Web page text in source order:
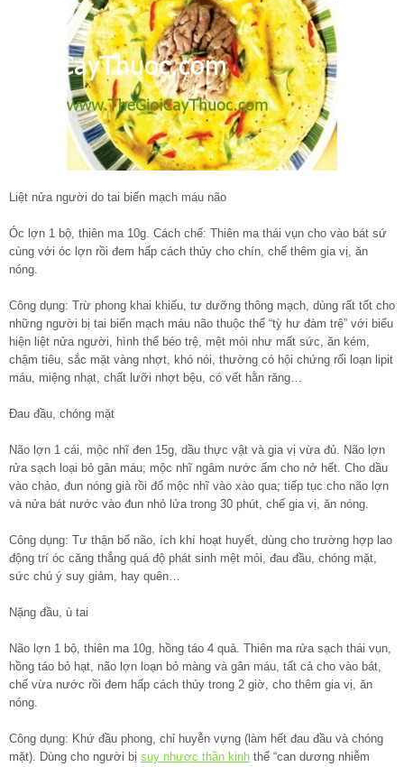
Liệt nửa người do tai biến mạch máu não
Óc lợn 1 bộ, thiên ma 10g. Cách chế: Thiên ma thái vụn cho vào bát sứ
cùng với óc lợn rồi đem hấp cách thủy cho chín, chế thêm gia vị, ăn
nóng.
Công dụng: Trừ phong khai khiếu, tư dưỡng thông mạch, dùng rất tốt cho
những người bị tai biến mạch máu não thuộc thể “tỳ hư đàm trệ” với biểu
hiện liệt nửa người, hình thể béo trệ, mệt mỏi như mất sức, ăn kém,
chậm tiêu, sắc mặt vàng nhợt, khó nói, thường có hội chứng rối loạn lipit
máu, miệng nhạt, chất lưỡi nhợt bệu, có vết hằn răng…
Đau đầu, chóng mặt
Não lợn 1 cái, mộc nhĩ đen 15g, dầu thực vật và gia vị vừa đủ. Não lợn
rửa sạch loại bỏ gân máu; mộc nhĩ ngâm nước ấm cho nở hết. Cho dầu
vào chảo, đun nóng già rồi đổ mộc nhĩ vào xào qua; tiếp tục cho não lợn
và nửa bát nước vào đun nhỏ lửa trong 30 phút, chế gia vị, ăn nóng.
Công dụng: Tư thận bổ não, ích khí hoạt huyết, dùng cho trường hợp lao
động trí óc căng thẳng quá độ phát sinh mệt mỏi, đau đầu, chóng mặt,
sức chú ý suy giảm, hay quên…
Nặng đầu, ù tai
Não lợn 1 bộ, thiên ma 10g, hồng táo 4 quả. Thiên ma rửa sạch thái vụn,
hồng táo bỏ hạt, não lợn loạn bỏ màng và gân máu, tất cả cho vào bát,
chế vừa nước rồi đem hấp cách thủy trong 2 giờ, cho thêm gia vị, ăn
nóng.
Công dụng: Khứ đầu phong, chỉ huyễn vựng (làm hết đau đầu và chóng
mặt). Dùng cho người bị suy nhược thần kinh thể “can dương nhiễm